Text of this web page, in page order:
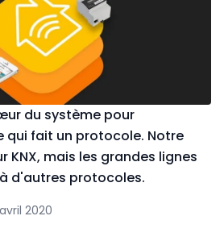
du système pour
qui fait un proto­cole. Notre
KNX, mais les grandes lignes
d'autres protocoles.
2020